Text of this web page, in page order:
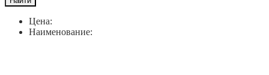
Цена:
Наименование: